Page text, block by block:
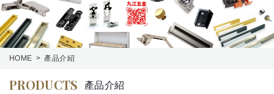
HOME 產品介紹
PRODUCTS 產品介紹